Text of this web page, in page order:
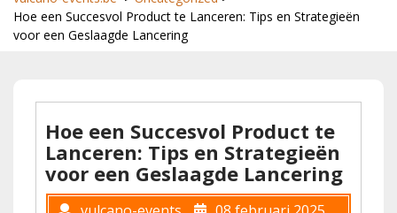
Hoe een Succesvol Product te Lanceren: Tips en Strategieën
voor een Geslaagde Lancering
Hoe een Succesvol Product te
Lanceren: Tips en Strategieën
voor een Geslaagde Lancering